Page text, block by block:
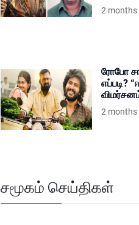
2 months
ரோபோ
எப்படி?
2 months
சமூகம் செய்திகள்